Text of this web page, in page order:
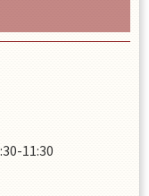
11:30